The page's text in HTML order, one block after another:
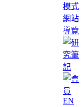
模式
網站
導覽
EN